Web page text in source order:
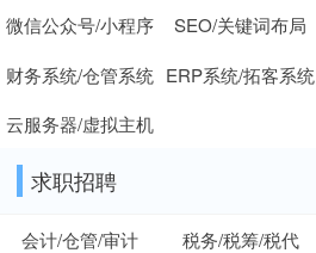
微信公众号/小程序
SEO/关键词布局
财务系统/仓管系统 ERP系统/拓客系统
云服务器/虚拟主机
求职招聘
会计/仓管/审计 税务/税筹/税代